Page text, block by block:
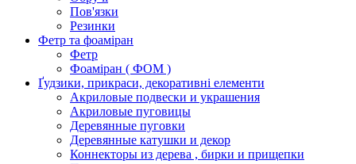
Пов'язки
Резинки
Фетр та фоаміран
Фетр
Фоаміран ( ФОМ )
Ґудзики, прикраси, декоративні елементи
Акриловые подвески и украшения
Акриловые пуговицы
Деревянные пуговки
Деревянные катушки и декор
Коннекторы из дерева , бирки и прищепки